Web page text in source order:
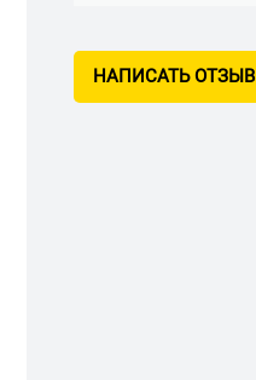
НАПИСАТЬ ОТЗЫВ